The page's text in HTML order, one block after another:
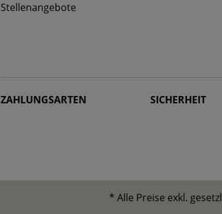
Stellenangebote
ZAHLUNGSARTEN SICHERHEIT
* Alle Preise exkl.